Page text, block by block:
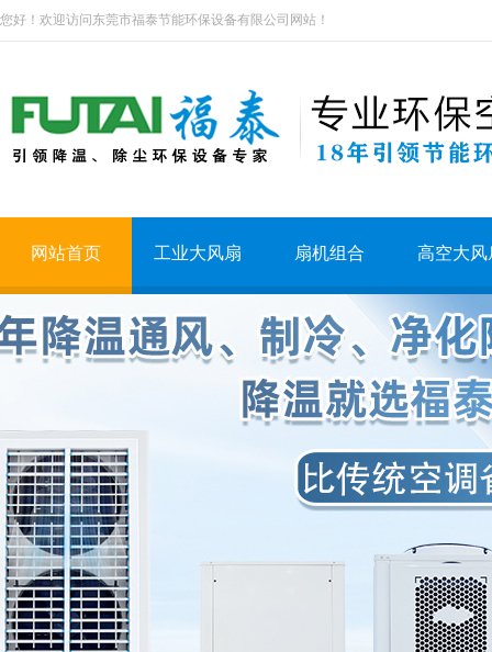
您好！欢迎访问东莞市福泰节能环保设备有限公司网站！
网站首页 工业大风扇 扇机组合 高空大风